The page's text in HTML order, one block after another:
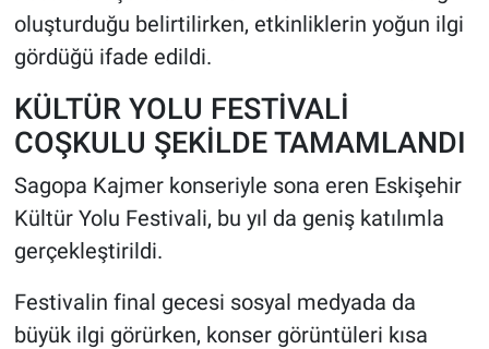
oluşturduğu belirtilirken, etkinliklerin yoğun ilgi
gördüğü ifade edildi.
KÜLTÜR YOLU FESTİVALİ
COŞKULU ŞEKİLDE TAMAMLANDI
Sagopa Kajmer konseriyle sona eren Eskişehir
Kültür Yolu Festivali, bu yıl da geniş katılımla
gerçekleştirildi.
Festivalin final gecesi sosyal medyada da
büyük ilgi görürken, konser görüntüleri kısa